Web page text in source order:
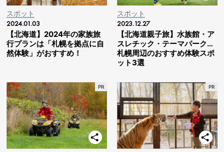
スポット
2024.01.03
【北海道】2024年の家族旅
行プランは「札幌を拠点に自
然体験」がおすすめ！
スポット
2023.12.27
【北海道親子旅】水族館・ア
スレチック・テーマパーク…
札幌周辺のおすすめ体験スポ
ット3選